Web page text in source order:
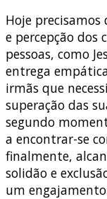
Hoje precisamos
e percepção dos
pessoas, como
entrega
irmãs que
superação das
segundo
a encontrar-se
finalmente,
solidão e
um